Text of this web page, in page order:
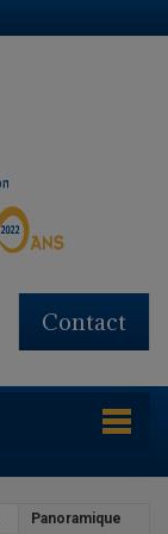
Contact
Panoramique